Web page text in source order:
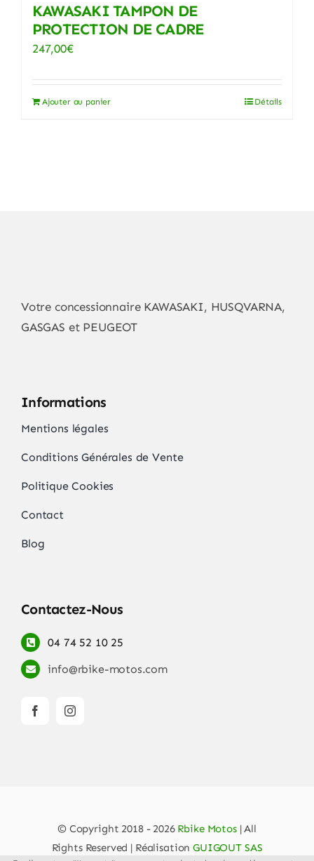
KAWASAKI TAMPON DE
PROTECTION DE CADRE
247,00€
Ajouter au panier Détails
Votre concessionnaire KAWASAKI, HUSQVARNA,
GASGAS et PEUGEOT
Informations
Mentions légales
Conditions Générales de Vente
Politique Cookies
Contact
Blog
Contactez-Nous
04 74 52 10 25
info@rbike-motos.com
© Copyright 2018 - 2026 Rbike Motos| All
Rights Reserved | RéalisationGUIGOUT SAS